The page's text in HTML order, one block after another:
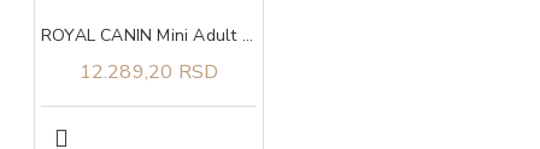
ROYAL CANIN Mini Adult 8+ 8kg
12.289,20 RSD